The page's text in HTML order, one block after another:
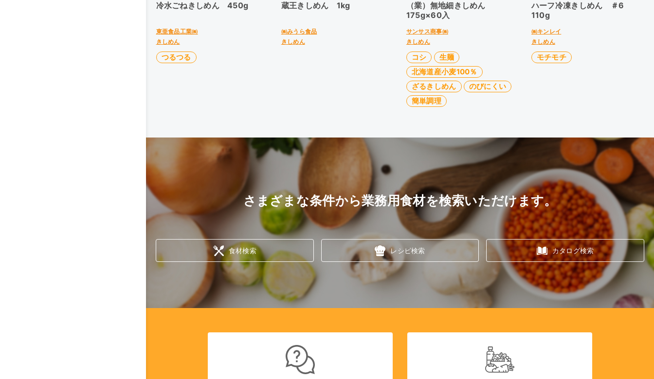
冷水ごねきしめん 450g
東亜食品工業㈱
きしめん
つるつる
蔵王きしめん 1kg
㈱みうら食品
きしめん
（業）無地細きしめん
175g×60入
サンサス商事㈱
きしめん
コシ
生麺
北海道産小麦100％
ざるきしめん
のびにくい
簡単調理
ハーフ冷凍きしめん ＃6
110g
㈱キンレイ
きしめん
モチモチ
さまざまな条件から業務用食材を検索いただけます。
食材検索 レシピ検索 カタログ検索